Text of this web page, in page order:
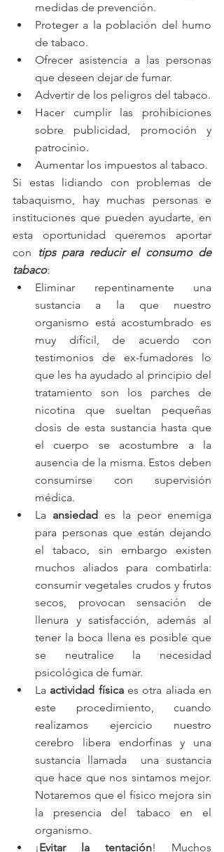
medidas de prevención.
Proteger a la población del humo
de tabaco.
Ofrecer asistencia a las personas
que deseen dejar de fumar.
Hacer cumplir las prohibiciones
sobre publicidad, promoción y
patrocinio.
Aumentar los impuestos al tabaco.
Si estas lidiando con problemas de
tabaquismo, hay muchas personas e
instituciones que pueden ayudarte, en
esta oportunidad queremos aportar
con
tips para reducir el consumo de
tabaco:
Eliminar repentinamente una
sustancia a la que nuestro
organismo está acostumbrado es
muy difícil, de acuerdo con
testimonios de ex-fumadores lo
que les ha ayudado al principio del
tratamiento son los parches de
nicotina que sueltan pequeñas
dosis de esta sustancia hasta que
el cuerpo se acostumbre a la
ausencia de la misma. Estos deben
consumirse con supervisión
médica.
La ansiedad
es la peor enemiga
para personas que están dejando
el tabaco, sin embargo existen
muchos aliados para combatirla:
consumir vegetales crudos y frutos
secos, provocan sensación de
llenura y satisfacción, además al
tener la boca llena es posible que
se neutralice la necesidad
psicológica de fumar.
La actividad física es otra aliada en
este procedimiento, cuando
realizamos ejercicio nuestro
cerebro libera endorfinas y una
sustancia llamada  una sustancia
que hace que nos sintamos mejor.
Notaremos que el físico mejora sin
la presencia del tabaco en el
organismo.
¡Evitar la tentación! Muchos